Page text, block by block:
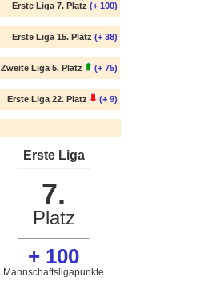
Erste Liga 7. Platz (+ 100)
Erste Liga 15. Platz (+ 38)
Zweite Liga 5. Platz (+ 75)
Erste Liga 22. Platz (+ 9)
Erste Liga
7.
Platz
+ 100
Mannschaftsligapunkte